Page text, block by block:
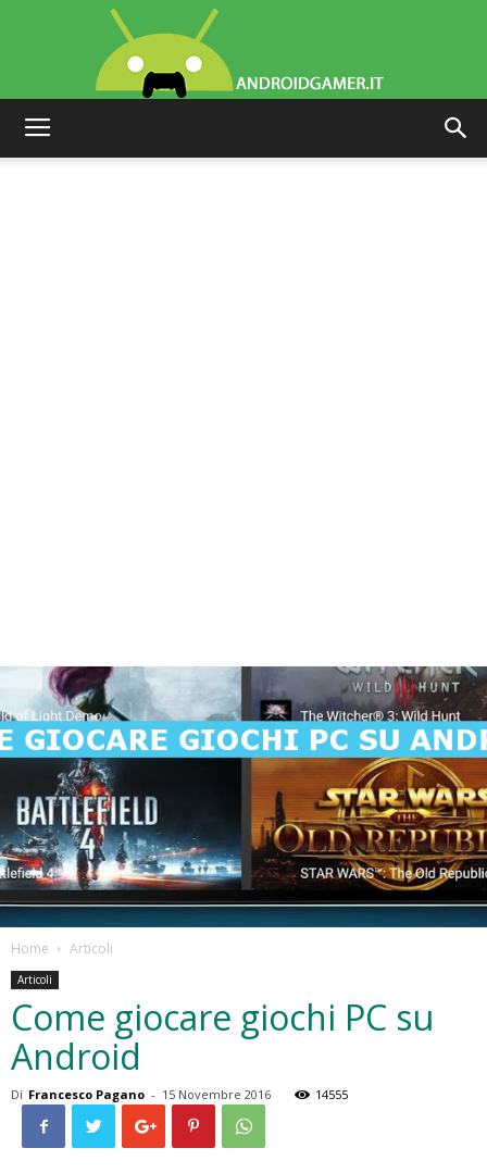
Home Articoli
Articoli
Come giocare giochi PC su
Android
Di Francesco Pagano - 15 Novembre 2016 14555